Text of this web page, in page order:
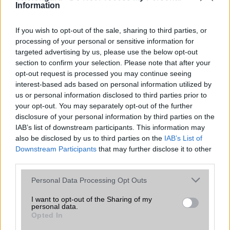
Information
If you wish to opt-out of the sale, sharing to third parties, or
processing of your personal or sensitive information for
targeted advertising by us, please use the below opt-out
section to confirm your selection. Please note that after your
opt-out request is processed you may continue seeing
interest-based ads based on personal information utilized by
us or personal information disclosed to third parties prior to
your opt-out. You may separately opt-out of the further
disclosure of your personal information by third parties on the
IAB’s list of downstream participants. This information may
also be disclosed by us to third parties on the IAB’s List of
Downstream Participants that may further disclose it to other
Please note that this website/app uses one or more Google
not limited to your visit or usage behaviour. You may click to
grant or deny consent to Google and its third-party tags to
use your data for below specified purposes in below Google
Personal Data Processing Opt Outs
I want to opt-out of the Sharing of my
personal data.
Opted In
sokan mégsem tudnak róla
Az Edge Panel az egyik leghasznosabb funkció, amely
jelentősen felgyorsítja a mindennapi használatot,
miközben a Pixel telefonokból továbbra is hiányzik.
KAPCSOLÓDÓ HÍREK
Újabb idióta nézte csúcsmobilját kalapácsnak
MWC: Sapphire kijelző: durvább a Gorilla Glassnál is
Nokia Lumia 920 vs HTC One: melyik a jobb?
Samsung Galaxy S4: karcteszt